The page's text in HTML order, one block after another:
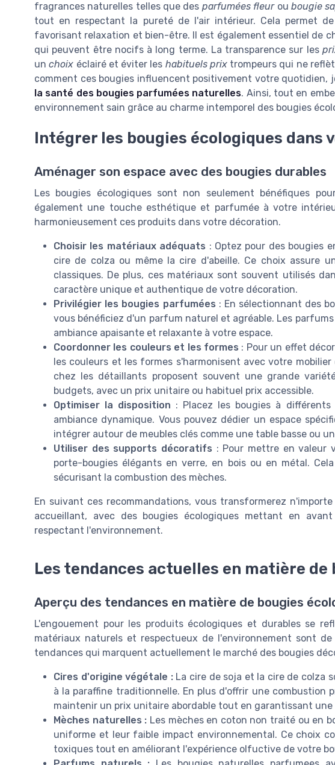
fragrances naturelles telles que des parfumées fleurou bougie
tout en respectant la pureté de l'air intérieur. Cela permet
favorisant relaxation et bien-être. Il est également essentiel de
qui peuvent être nocifs à long terme. La transparence sur les
unchoix éclairé et éviter les habituels prixtrompeurs qui ne
comment ces bougies influencent positivement votre quotidien,
la santé des bougies parfumées naturelles. Ainsi, tout en
environnement sain grâce au charme intemporel des bougies
Intégrer les bougies écologiques dans
Aménager son espace avec des bougies durables
Les bougies écologiques sont non seulement bénéfiques
également une touche esthétique et parfumée à votre
harmonieusement ces produits dans votre décoration.
Choisir les matériaux adéquats : Optez pour des bougies
cire de colza ou même la cire d'abeille. Ce choix assure
classiques. De plus, ces matériaux sont souvent utilisés
caractère unique et authentique de votre décoration.
Privilégier les bougies parfumées : En sélectionnant des
vous bénéficiez d'un parfum naturel et agréable. Les
ambiance apaisante et relaxante à votre espace.
Coordonner les couleurs et les formes : Pour un effet
les couleurs et les formes s'harmonisent avec votre
chez les détaillants proposent souvent une grande
budgets, avec un prix unitaire ou habituel prix accessible.
Optimiser la disposition : Placez les bougies à
ambiance dynamique. Vous pouvez dédier un espace
intégrer autour de meubles clés comme une table basse ou
Utiliser des supports décoratifs : Pour mettre en valeur
porte-bougies élégants en verre, en bois ou en métal.
sécurisant la combustion des mèches.
En suivant ces recommandations, vous transformerez
accueillant, avec des bougies écologiques mettant en
respectant l'environnement.
Les tendances actuelles en matière de
Aperçu des tendances en matière de bougies
L'engouement pour les produits écologiques et durables se
matériaux naturels et respectueux de l'environnement sont
tendances qui marquent actuellement le marché des bougies
Cires d'origine végétale :La cire de soja et la cire de colza
à la paraffine traditionnelle. En plus d'offrir une combustion
maintenir un prix unitaire abordable tout en garantissant
Mèches naturelles : Les mèches en coton non traité ou en
uniforme et leur faible impact environnemental. Ce choix
toxiques tout en améliorant l'expérience olfuctive de votre